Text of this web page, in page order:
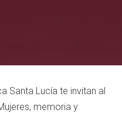
Santa Lucía te invitan al
memoria y